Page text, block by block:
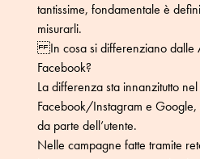
tantissime, fondamentale è
misurarli.
In cosa si differenziano dalle
Facebook?
La differenza sta innanzitutto
Facebook/Instagram e
da parte dell’utente.
Nelle campagne fatte tramite